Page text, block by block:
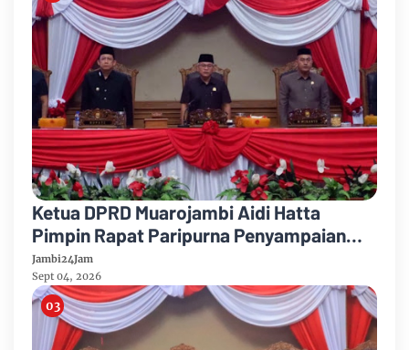
Ketua DPRD Muarojambi Aidi Hatta
Pimpin Rapat Paripurna Penyampaian
Rancangan Perubahan KUA-PPAS Tahun
Anggaran 2026
Jambi24Jam
Sept 04, 2026